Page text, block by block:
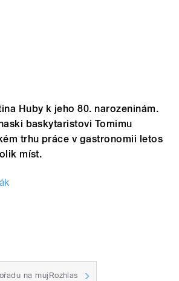
Huby k jeho 80. narozeninám.
baskytaristovi Tomimu
trhu práce v gastronomii letos
míst.
na mujRozhlas